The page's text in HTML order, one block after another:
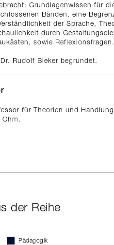
Grundlagenwissen für
Bänden, eine
der Sprache,
durch
sowie Reflexionsfragen.
Rudolf Bieker begründet.
für Theorien und
der Reihe
Pädagogik